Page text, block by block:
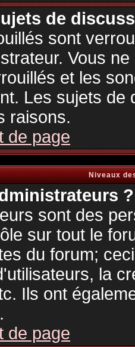
de
sont
Vous
et les
Les sujets
raisons.
de page
Niveaux
?
sont des
sur tout le
du forum;
la
Ils ont
de page